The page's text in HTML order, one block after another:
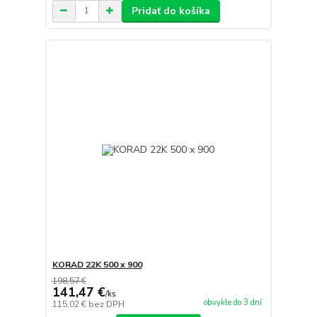
Pridať do košíka
KORAD 22K 500 x 900
198,57 €
141,47 €/ks
115,02 € bez DPH obvykle do 3 dní